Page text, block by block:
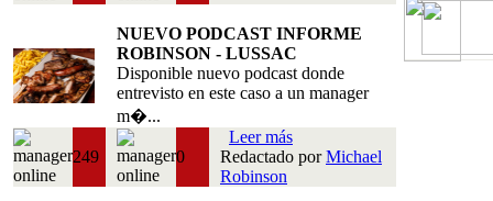
NUEVO PODCAST INFORME
ROBINSON - LUSSAC
Disponible nuevo podcast donde
entrevisto en este caso a un manager
m�...
249 0
Leer más
Redactado porMichael
Robinson